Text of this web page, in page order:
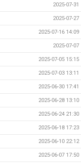
2025-07-31
2025-07-27
2025-07-16 14:09
2025-07-07
2025-07-05 15:15
2025-07-03 13:11
2025-06-30 17:41
2025-06-28 13:10
2025-06-24 21:30
2025-06-18 17:23
2025-06-10 22:12
2025-06-07 17:50